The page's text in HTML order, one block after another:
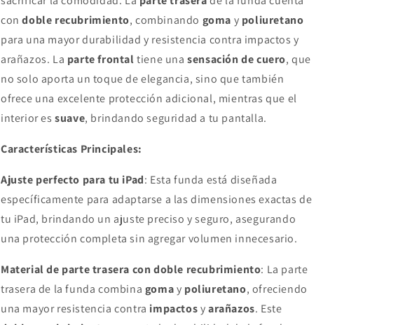
´-
Pro
11
´
2da
3ra
WIWU
´-
Pro
11
´
2da
3ra
WIWU
condoble recubrimiento, combinando goma y poliuretano
para una mayor durabilidad y resistencia contra impactos y
arañazos. La parte frontaltiene unasensación de cuero, que
no solo aporta un toque de elegancia, sino que también
ofrece una excelente protección adicional, mientras que el
interior essuave, brindando seguridad a tu pantalla.
Características Principales:
Ajuste perfecto para tu iPad: Esta funda está diseñada
específicamente para adaptarse a las dimensiones exactas de
tu iPad, brindando un ajuste preciso y seguro, asegurando
una protección completa sin agregar volumen innecesario.
Material de parte trasera con doble recubrimiento: La parte
trasera de la funda combina gomay poliuretano, ofreciendo
una mayor resistencia contra impactosyarañazos. Este